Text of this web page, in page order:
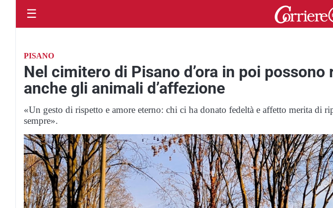
☰
PISANO
Nel cimitero di Pisano d’ora in poi possono
anche gli animali d’affezione
«Un gesto di rispetto e amore eterno: chi ci ha donato fedeltà e affetto merita di
sempre».